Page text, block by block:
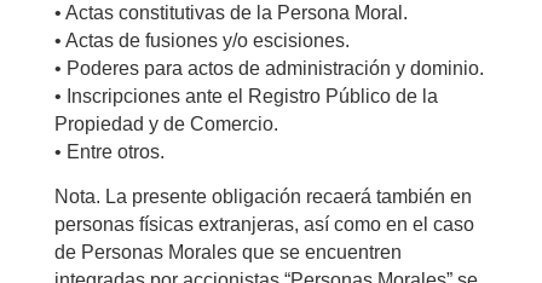
• Actas constitutivas de la Persona Moral.
• Actas de fusiones y/o escisiones.
• Poderes para actos de administración y dominio.
• Inscripciones ante el Registro Público de la
Propiedad y de Comercio.
• Entre otros.
Nota. La presente obligación recaerá también en
personas físicas extranjeras, así como en el caso
de Personas Morales que se encuentren